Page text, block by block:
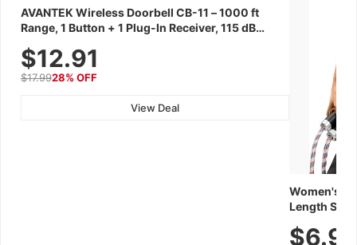
AVANTEK Wireless Doorbell CB-11 – 1000 ft
Range, 1 Button + 1 Plug-In Receiver, 115 dB
Year Battery
$12.91
$17.9928% OFF
View Deal
Women's
Length
Summer